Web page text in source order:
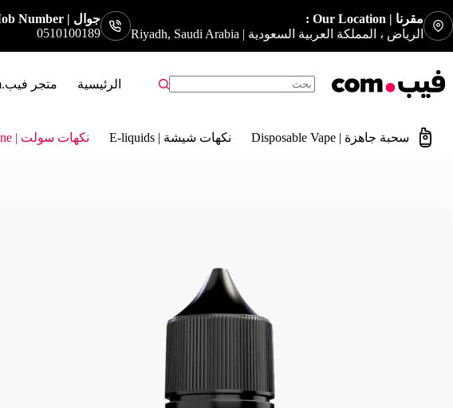
مقرنا | Our Location :
الرياض ، المملكة العربية السعودية | Riyadh, Saudi Arabia
جوال | Mob Number :
0510100189
الرئيسية متجر فيب.com
سحبة جاهزة | Disposable Vape نكهات شيشة | E-liquids نكهات سولت | Salt Nicotine